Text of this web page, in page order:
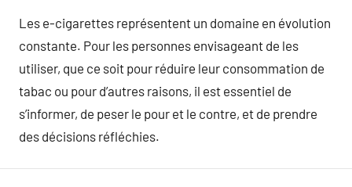
Les e-cigarettes représentent un domaine en évolution
constante. Pour les personnes envisageant de les
utiliser, que ce soit pour réduire leur consommation de
tabac ou pour d’autres raisons, il est essentiel de
s’informer, de peser le pour et le contre, et de prendre
des décisions réfléchies.